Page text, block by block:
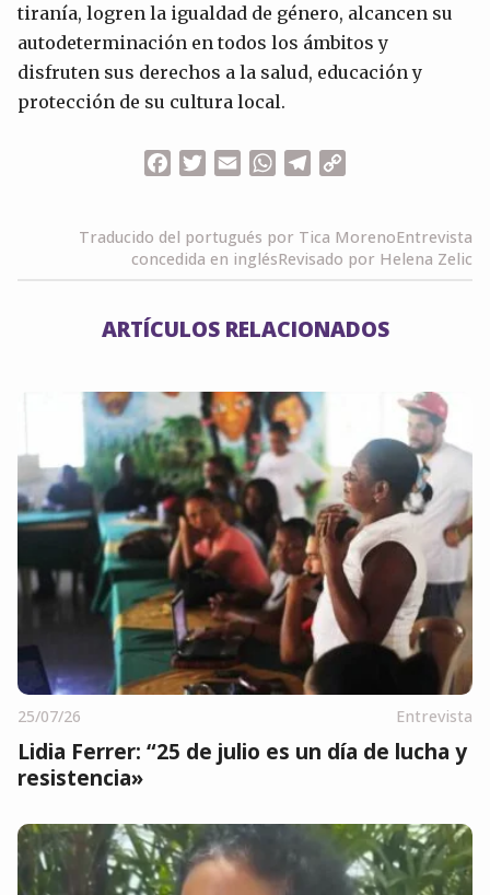
tiranía, logren la igualdad de género, alcancen su
autodeterminación en todos los ámbitos y
disfruten sus derechos a la salud, educación y
protección de su cultura local.
FacebookTwitterEmailWhatsApp
Telegram
Traducido del portugués por Tica MorenoEntrevista
concedida en inglésRevisado por Helena Zelic
ARTÍCULOS RELACIONADOS
25/07/26 Entrevista
Lidia Ferrer: “25 de julio es un día de lucha y
resistencia»